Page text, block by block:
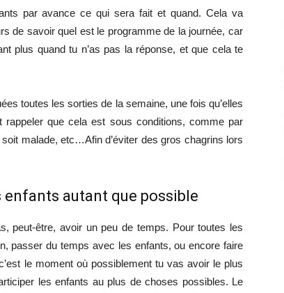
par avance ce qui sera fait et quand. Cela va
de savoir quel est le programme de la journée, car
plus quand tu n’as pas la réponse, et que cela te
toutes les sorties de la semaine, une fois qu’elles
que cela est sous conditions, comme par
malade, etc…Afin d’éviter des gros chagrins lors
autant que possible
peut-être, avoir un peu de temps. Pour toutes les
passer du temps avec les enfants, ou encore faire
le moment où possiblement tu vas avoir le plus
les enfants au plus de choses possibles. Le